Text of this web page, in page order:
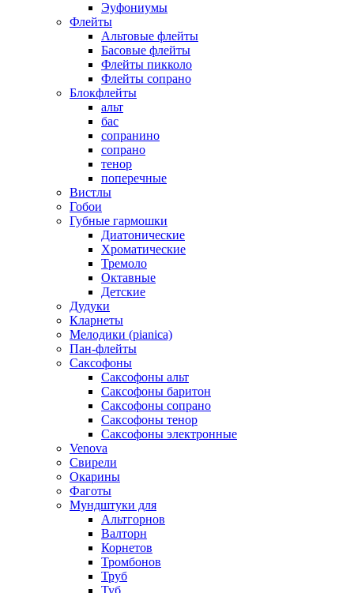
Эуфониумы
Флейты
Альтовые флейты
Басовые флейты
Флейты пикколо
Флейты сопрано
Блокфлейты
альт
бас
сопранино
сопрано
тенор
поперечные
Вистлы
Гобои
Губные гармошки
Диатонические
Хроматические
Тремоло
Октавные
Детские
Дудуки
Кларнеты
Мелодики (pianica)
Пан-флейты
Саксофоны
Саксофоны альт
Саксофоны баритон
Саксофоны сопрано
Саксофоны тенор
Саксофоны электронные
Venova
Свирели
Окарины
Фаготы
Мундштуки для
Альтгорнов
Валторн
Корнетов
Тромбонов
Труб
Туб